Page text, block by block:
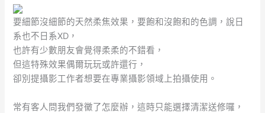
要細節沒細節的天然柔焦效果，要飽和沒飽和的色調，說日
系也不日系XD，
也許有少數朋友會覺得柔柔的不錯看，
但這特殊效果偶爾玩玩或許還行，
卻別提攝影工作者想要在專業攝影領域上拍攝使用。
常有客人問我們發黴了怎麼辦，這時只能選擇清潔送修囉，